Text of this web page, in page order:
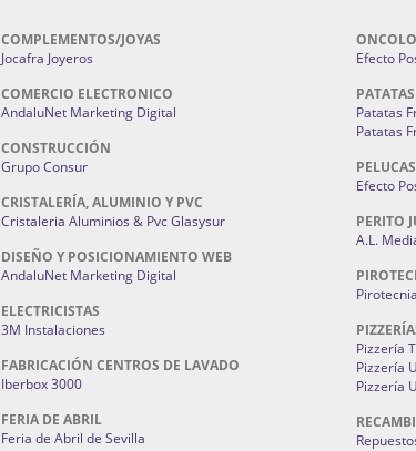
COMPLEMENTOS/JOYAS
Jocafra Joyeros
COMERCIO ELECTRONICO
AndaluNet Marketing Digital
CONSTRUCCIÓN
Grupo Consur
CRISTALERÍA, ALUMINIO Y PVC
Cristaleria Aluminios & Pvc Glasysur
DISEÑO Y POSICIONAMIENTO WEB
AndaluNet Marketing Digital
ELECTRICISTAS
3M Instalaciones
FABRICACIÓN CENTROS DE LAVADO
Iberbox 3000
FERIA DE ABRIL
Feria de Abril de Sevilla
Efecto
Patatas
Patatas
PELUCAS
Efecto
PERITO
A.L.
Pizzería
Pizzería
Pizzería